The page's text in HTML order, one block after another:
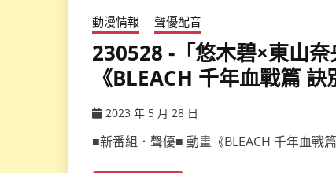
動漫情報 聲優配音
230528 -「悠木碧×東山
《BLEACH 千年血戰篇
2023 年 5 月 28 日
■新番組．聲優■ 動畫《BLEACH 千年血戰